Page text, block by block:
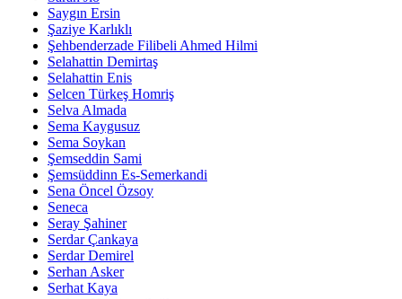
Saygın Ersin
Şaziye Karlıklı
Şehbenderzade Filibeli Ahmed Hilmi
Selahattin Demirtaş
Selahattin Enis
Selcen Türkeş Homriş
Selva Almada
Sema Kaygusuz
Sema Soykan
Şemseddin Sami
Şemsüddinn Es-Semerkandi
Sena Öncel Özsoy
Seneca
Seray Şahiner
Serdar Çankaya
Serdar Demirel
Serhan Asker
Serhat Kaya